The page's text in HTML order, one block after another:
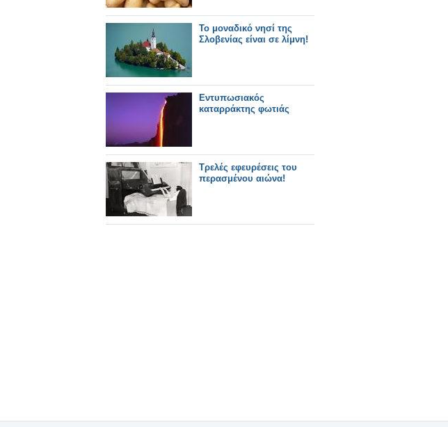
Το μοναδικό νησί της
Σλοβενίας είναι σε λίμνη!
Εντυπωσιακός
καταρράκτης φωτιάς
Τρελές εφευρέσεις του
περασμένου αιώνα!